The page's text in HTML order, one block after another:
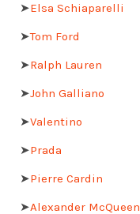
➤Elsa Schiaparelli
➤Tom Ford
➤Ralph Lauren
➤John Galliano
➤Valentino
➤Prada
➤Pierre Cardin
➤Alexander McQueen